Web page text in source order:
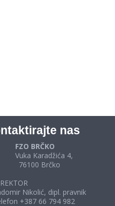
nas
FZO BRČKO
Vuka Karadžića 4,
Brčko
Nikolić, dipl. pravnik
+387 66 794 982